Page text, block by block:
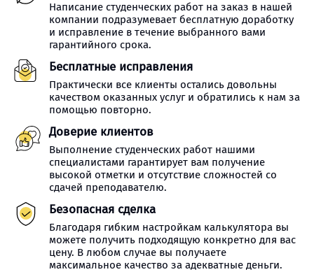
Написание студенческих работ на заказ в нашей
компании подразумевает бесплатную доработку
и исправление в течение выбранного вами
гарантийного срока.
Бесплатные исправления
Практически все клиенты остались довольны
качеством оказанных услуг и обратились к нам за
помощью повторно.
Доверие клиентов
Выполнение студенческих работ нашими
специалистами гарантирует вам получение
высокой отметки и отсутствие сложностей со
сдачей преподавателю.
Безопасная сделка
Благодаря гибким настройкам калькулятора вы
можете получить подходящую конкретно для вас
цену. В любом случае вы получаете
максимальное качество за адекватные деньги.